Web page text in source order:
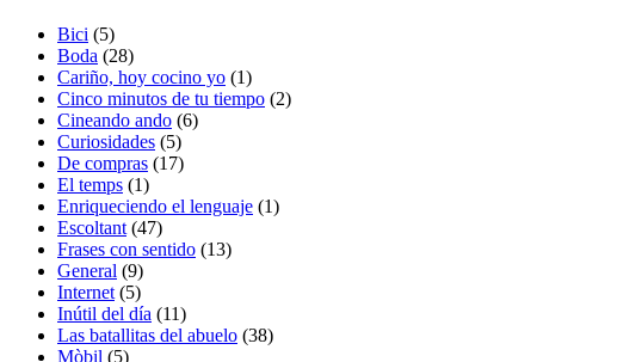
Bici (5)
Boda (28)
Cariño, hoy cocino yo (1)
Cinco minutos de tu tiempo (2)
Cineando ando (6)
Curiosidades (5)
De compras (17)
El temps (1)
Enriqueciendo el lenguaje (1)
Escoltant (47)
Frases con sentido (13)
General (9)
Internet (5)
Inútil del día (11)
Las batallitas del abuelo (38)
Mòbil (5)